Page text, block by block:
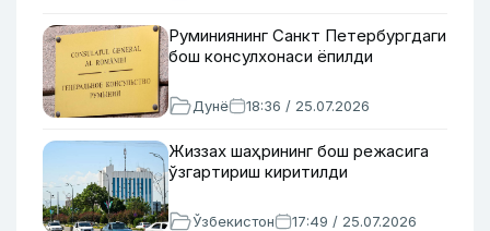
Руминиянинг Санкт Петербургдаги
бош консулхонаси ёпилди
Дунё 18:36 / 25.07.2026
Жиззах шаҳрининг бош режасига
ўзгартириш киритилди
Ўзбекистон 17:49 / 25.07.2026